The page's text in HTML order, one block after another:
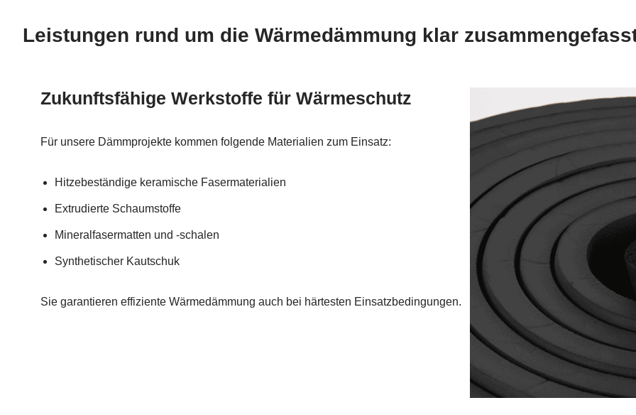
Leistungen rund um die Wärmedämmung klar
Zukunftsfähige Werkstoffe für Wärmeschutz
Für unsere Dämmprojekte kommen folgende Materialien zum Einsatz:
Hitzebeständige keramische Fasermaterialien
Extrudierte Schaumstoffe
Mineralfasermatten und -schalen
Synthetischer Kautschuk
Sie garantieren effiziente Wärmedämmung auch bei härtesten Einsatzbedingungen.